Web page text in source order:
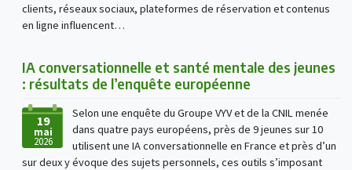
clients, réseaux sociaux, plateformes de réservation et contenus
en ligne influencent…
IA conversationnelle et santé mentale des jeunes
: résultats de l’enquête européenne
19
mai
2026
Selon une enquête du Groupe VYV et de la CNIL menée
dans quatre pays européens, près de 9 jeunes sur 10
utilisent une IA conversationnelle en France et près d’un
sur deux y évoque des sujets personnels, ces outils s’imposant